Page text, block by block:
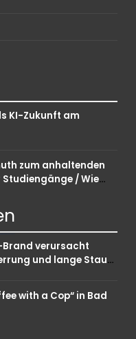
KI-Zukunft am
zum anhaltenden
Studiengänge / Wie
Brand verursacht
und lange Staus
with a Cop“ in Bad